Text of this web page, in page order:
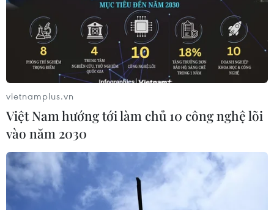
#Game thủ #Chuyển đổi số
#Liên quân Mobile
#Liên minh huyền thoại
#PUBG Mobile
vietnamplus.vn
Việt Nam hướng tới làm chủ 10 công nghệ lõi
vào năm 2030